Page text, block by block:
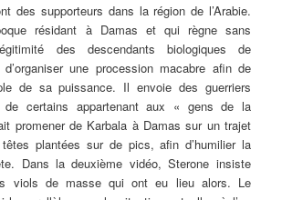
des supporteurs dans la région de l’Arabie.
résidant à Damas et qui règne sans
des descendants biologiques de
une procession macabre afin de
de sa puissance. Il envoie des guerriers
certains appartenant aux « gens de la
promener de Karbala à Damas sur un trajet
plantées sur de pics, afin d’humilier la
Dans la deuxième vidéo, Sterone insiste
viols de masse qui ont eu lieu alors. Le